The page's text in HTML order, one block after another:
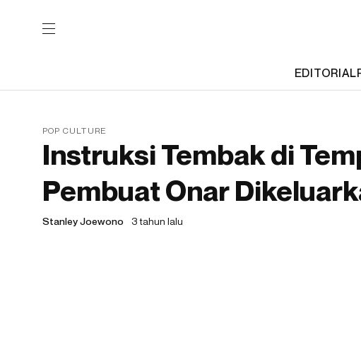
EDITORIAL
POP CULTURE
Instruksi Tembak di
Pembuat Onar
Stanley Joewono 3 tahun lalu